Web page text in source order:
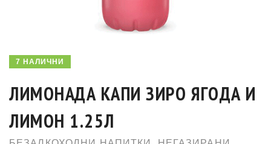
7 НАЛИЧНИ
ЛИМОНАДА КАПИ ЗИРО ЯГОДА И
ЛИМОН 1.25Л